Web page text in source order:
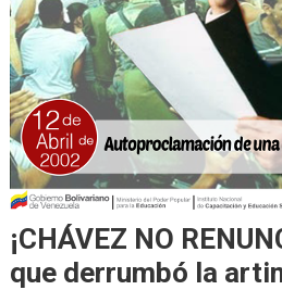
¡CHÁVEZ NO
que derrumbó la